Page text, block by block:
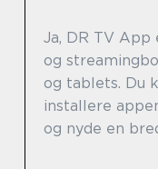
Ja, DR TV
og
og tablets. Du
installere
og nyde en